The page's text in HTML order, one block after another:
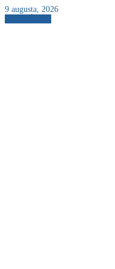
9 augusta, 2026